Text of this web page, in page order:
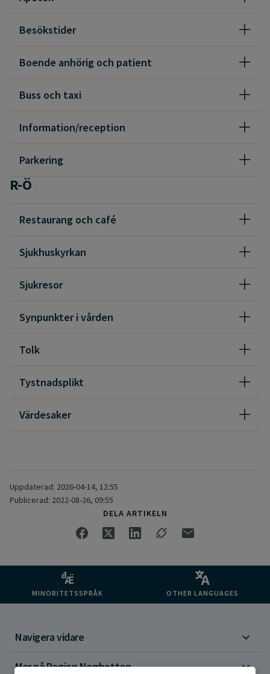
Besökstider
Boende anhörig och patient
Buss och taxi
Information/reception
Parkering
R-Ö
Restaurang och café
Sjukhuskyrkan
Sjukresor
Synpunkter i vården
Tolk
Tystnadsplikt
Värdesaker
Uppdaterad: 2026-04-14, 12:55
Publicerad: 2022-08-26, 09:55
DELA ARTIKELN
MINORITETSSPRÅK OTHER LANGUAGES
Navigera vidare
Mer på Region Norrbotten